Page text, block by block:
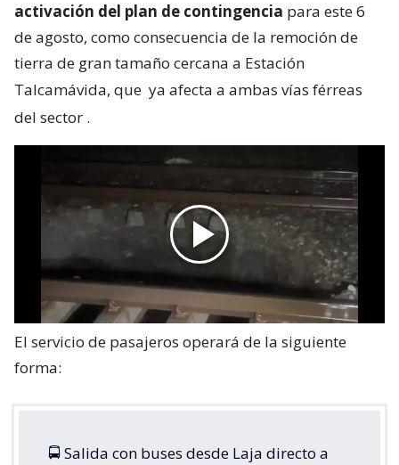
activación del plan de contingencia para este 6
de agosto, como consecuencia de la remoción de
tierra de gran tamaño cercana a Estación
Talcamávida, que ya afecta a ambas vías férreas
del sector .
El servicio de pasajeros operará de la siguiente
forma:
🚍 Salida con buses desde Laja directo a